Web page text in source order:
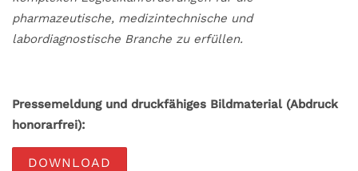
pharmazeutische, medizintechnische und
labordiagnostische Branche zu erfüllen.
Pressemeldung und druckfähiges Bildmaterial (Abdruck
honorarfrei):
DOWNLOAD